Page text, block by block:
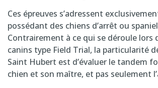
Ces épreuves s’adressent
possédant des chiens d’arrêt ou
Contrairement à ce qui se déroule lors
canins type Field Trial, la particularité
Saint Hubert est d’évaluer le tandem
chien et son maître, et pas seulement